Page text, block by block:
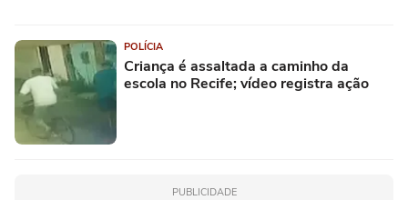
POLÍCIA
Criança é assaltada a caminho da
escola no Recife; vídeo registra ação
PUBLICIDADE